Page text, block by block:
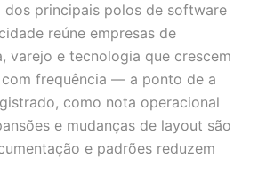
dos principais polos de software
reúne empresas de
varejo e tecnologia que crescem
com frequência — a ponto de a
como nota operacional
e mudanças de layout são
e padrões reduzem